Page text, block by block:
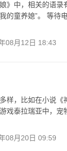
》中，相关的语录
的童养媳”。 等待
08月12日 18:43
样，比如在小说《
戏泰拉瑞亚中，
08月20日 09:59